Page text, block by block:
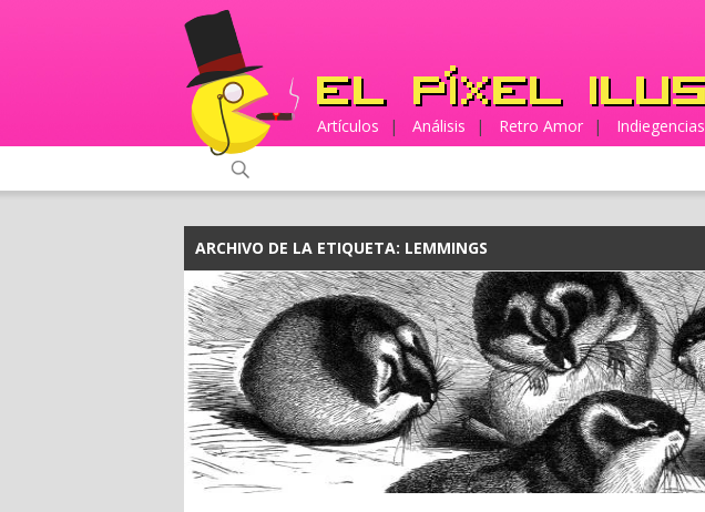
Artículos | Análisis | Retro Amor | Indiegencias
ARCHIVO DE LA ETIQUETA: LEMMINGS